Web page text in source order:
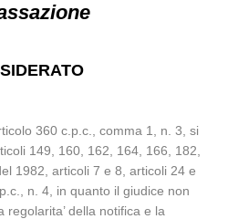
360 c.p.c., comma 1, n. 3, si
149, 160, 162, 164, 166, 182,
1982, articoli 7 e 8, articoli 24 e
n. 4, in quanto il giudice non
della notifica e la